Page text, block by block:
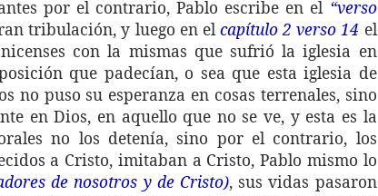
por el contrario, Pablo escribe en el “verso
tribulación, y luego en elcapítulo 2 verso 14 el
con la mismas que sufrió la iglesia en
que padecían, o sea que esta iglesia de
no puso su esperanza en cosas terrenales, sino
en Dios, en aquello que no se ve, y esta es la
no los detenía, sino por el contrario, los
a Cristo, imitaban a Cristo, Pablo mismo lo
de nosotros y de Cristo), sus vidas pasaron